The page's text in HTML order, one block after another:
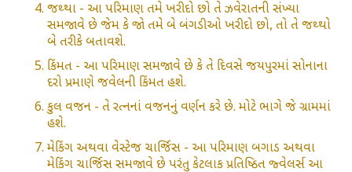
જથ્થા - આ પરિમાણ તમે ખરીદો છો તે ઝવેરાતની સંખ્યા
સમજાવે છે જેમ કે જો તમે બે બંગડીઓ ખરીદો છો, તો તે જથ્થો
બે તરીકે બતાવશે.
કિંમત - આ પરિમાણ સમજાવે છે કે તે દિવસે જયપુરમાં સોનાના
દરો પ્રમાણે જવેલની કિંમત હશે.
કુલ વજન - તે રત્નનાં વજનનું વર્ણન કરે છે. મોટે ભાગે જે ગ્રામમાં
હશે.
મેકિંગ અથવા વેસ્ટેજ ચાર્જિસ - આ પરિમાણ બગાડ અથવા
મેકિંગ ચાર્જિસ સમજાવે છે પરંતુ કેટલાક પ્રતિષ્ઠિત જ્વેલર્સ આ